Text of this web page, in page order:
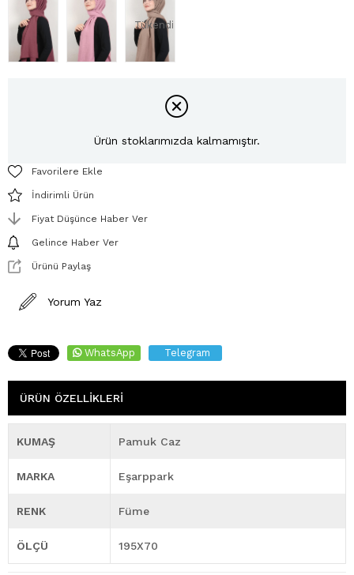
Tükendi
Ürün stoklarımızda kalmamıştır.
Favorilere Ekle
İndirimli Ürün
Fiyat Düşünce Haber Ver
Gelince Haber Ver
Ürünü Paylaş
Yorum Yaz
WhatsApp Telegram
ÜRÜN ÖZELLIKLERI
KUMAŞ Pamuk Caz
MARKA Eşarppark
RENK Füme
ÖLÇÜ 195X70